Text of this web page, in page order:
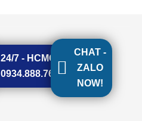
24/7 - HCMC:
0934.888.768
CHAT -
ZALO
NOW!